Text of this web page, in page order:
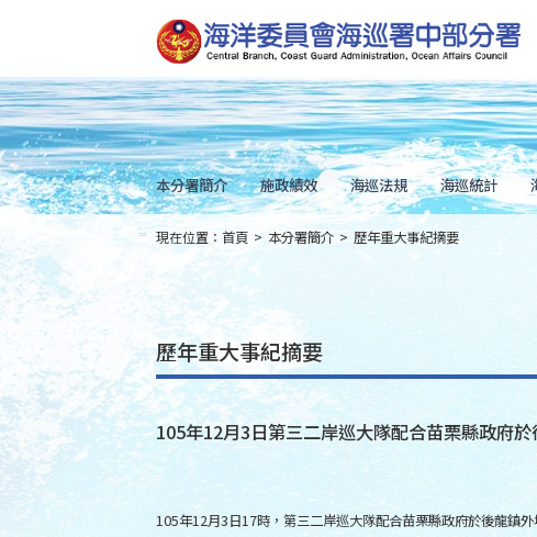
到
主
要
內
容
Skip
to
main
content
本分署簡介 施政績效 海巡法規 海巡統計
::: 現在位置： 首頁 > 本分署簡介 > 歷年重大事紀摘要
歷年重大事紀摘要
105年12月3日第三二岸巡大隊配合苗栗縣政府
105年12月3日17時，第三二岸巡大隊配合苗栗縣政府於後龍鎮